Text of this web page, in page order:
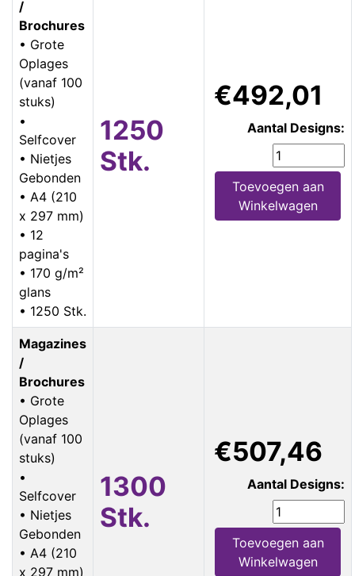
/
Brochures
• Grote
Oplages
(vanaf 100
stuks)
•
Selfcover
• Nietjes
Gebonden
• A4 (210
x 297 mm)
• 12
pagina's
• 170 g/m²
glans
• 1250 Stk.
1250
Stk.
€492,01
Aantal Designs:
Toevoegen aan
Winkelwagen
Magazines
/
Brochures
• Grote
Oplages
(vanaf 100
stuks)
•
Selfcover
• Nietjes
Gebonden
• A4 (210
x 297 mm)
1300
Stk.
€507,46
Aantal Designs:
Toevoegen aan
Winkelwagen